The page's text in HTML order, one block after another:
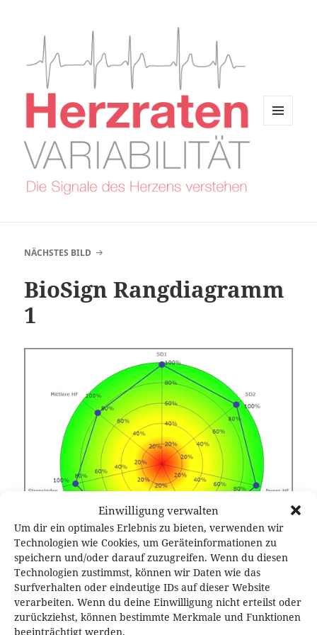
Einwilligung verwalten
Um dir ein optimales Erlebnis zu bieten, verwenden wir
Technologien wie Cookies, um Geräteinformationen zu
speichern und/oder darauf zuzugreifen. Wenn du diesen
Technologien zustimmst, können wir Daten wie das
Surfverhalten oder eindeutige IDs auf dieser Website
verarbeiten. Wenn du deine Einwilligung nicht erteilst oder
zurückziehst, können bestimmte Merkmale und Funktionen
beeinträchtigt werden.
NÄCHSTES BILD
BioSign Rangdiagramm
1